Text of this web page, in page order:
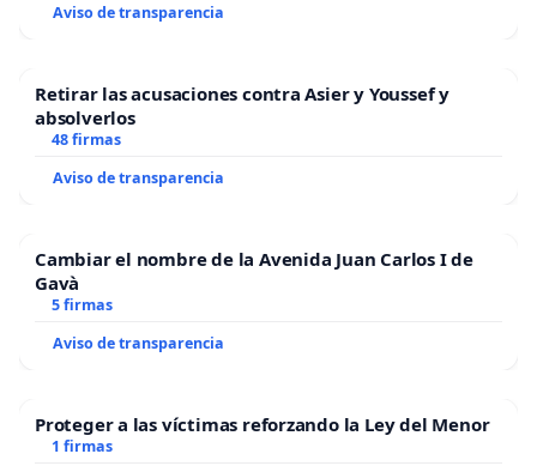
Aviso de transparencia
Retirar las acusaciones contra Asier y Youssef y
absolverlos
48 firmas
Aviso de transparencia
Cambiar el nombre de la Avenida Juan Carlos I de
Gavà
5 firmas
Aviso de transparencia
Proteger a las víctimas reforzando la Ley del Menor
1 firmas